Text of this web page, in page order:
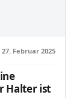
27. Februar 2025
Halter ist